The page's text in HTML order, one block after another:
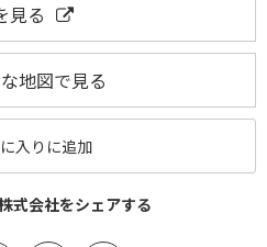
見る
地図で見る
入りに追加
式会社をシェアする